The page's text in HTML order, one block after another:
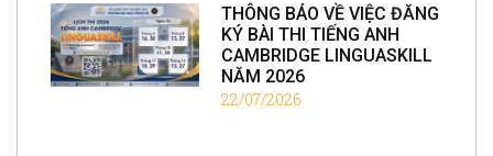
THÔNG BÁO VỀ VIỆC ĐĂNG
KÝ BÀI THI TIẾNG ANH
CAMBRIDGE LINGUASKILL
NĂM 2026
22/07/2026